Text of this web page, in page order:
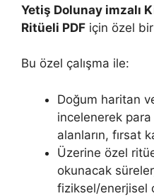
Yetiş Dolunay imzalı
Ritüeli PDF için özel
Bu özel çalışma ile:
Doğum haritan
incelenerek
alanların, fırsat
Üzerine özel
okunacak
fiziksel/enerjisel